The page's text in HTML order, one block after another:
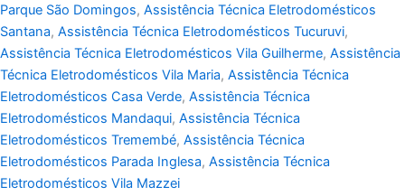
Parque São Domingos, Assistência Técnica Eletrodomésticos
Santana, Assistência Técnica Eletrodomésticos Tucuruvi,
Assistência Técnica Eletrodomésticos Vila Guilherme, Assistência
Técnica Eletrodomésticos Vila Maria, Assistência Técnica
Eletrodomésticos Casa Verde, Assistência Técnica
Eletrodomésticos Mandaqui, Assistência Técnica
Eletrodomésticos Tremembé, Assistência Técnica
Eletrodomésticos Parada Inglesa, Assistência Técnica
Eletrodomésticos Vila Mazzei